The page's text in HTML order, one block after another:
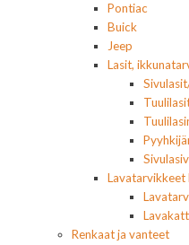
Pontiac
Buick
Jeep
Lasit,
Lavatarvikkeet
Renkaat ja vanteet